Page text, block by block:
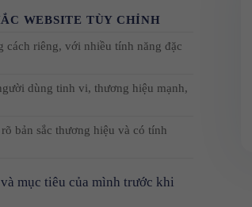
WEBSITE TÙY CHỈNH
cách riêng, với nhiều tính năng đặc
dùng tinh vi, thương hiệu mạnh,
bản sắc thương hiệu và có tính
mục tiêu của mình trước khi